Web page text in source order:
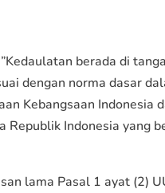
berada di
dengan norma dasar
Kebangsaan Indonesia
Indonesia yang
lama Pasal 1 ayat (2)